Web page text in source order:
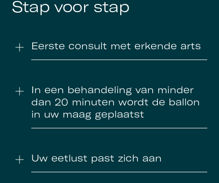
Stap voor stap
Eerste consult met erkende arts
In een behandeling van minder
dan 20 minuten wordt de ballon
in uw maag geplaatst
Uw eetlust past zich aan